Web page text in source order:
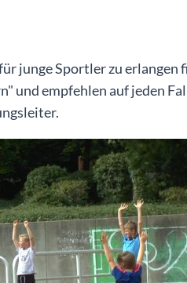
junge Sportler zu erlangen
und empfehlen auf jeden